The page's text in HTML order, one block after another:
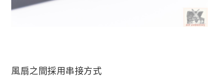
風扇之間採用串接方式